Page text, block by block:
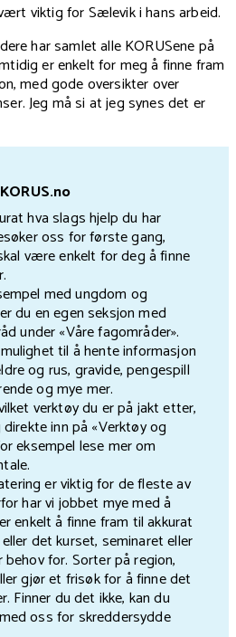
viktig for Sælevik i hans arbeid.
har samlet alle KORUSene på
er enkelt for meg å finne fram
med gode oversikter over
Jeg må si at jeg synes det er
hva slags hjelp du har
oss for første gang,
være enkelt for deg å finne
med ungdom og
du en egen seksjon med
under «Våre fagområder».
til å hente informasjon
og rus, gravide, pengespill
og mye mer.
verktøy du er på jakt etter,
inn på «Verktøy og
eksempel lese mer om
er viktig for de fleste av
har vi jobbet mye med å
enkelt å finne fram til akkurat
det kurset, seminaret eller
for. Sorter på region,
gjør et frisøk for å finne det
Finner du det ikke, kan du
oss for skreddersydde